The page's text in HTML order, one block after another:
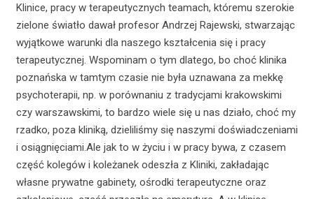
Klinice, pracy w terapeutycznych teamach, któremu szerokie
zielone światło dawał profesor Andrzej Rajewski, stwarzając
wyjątkowe warunki dla naszego kształcenia się i pracy
terapeutycznej. Wspominam o tym dlatego, bo choć klinika
poznańska w tamtym czasie nie była uznawana za mekkę
psychoterapii, np. w porównaniu z tradycjami krakowskimi
czy warszawskimi, to bardzo wiele się u nas działo, choć my
rzadko, poza kliniką, dzieliliśmy się naszymi doświadczeniami
i osiągnięciami.Ale jak to w życiu i w pracy bywa, z czasem
część kolegów i koleżanek odeszła z Kliniki, zakładając
własne prywatne gabinety, ośrodki terapeutyczne oraz